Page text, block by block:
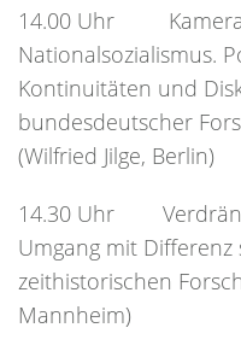
14.00 Uhr
Nationalsozialismus.
Kontinuitäten und
bundesdeutscher
(Wilfried Jilge, Berlin)
14.30 Uhr
Umgang mit
zeithistorischen
Mannheim)